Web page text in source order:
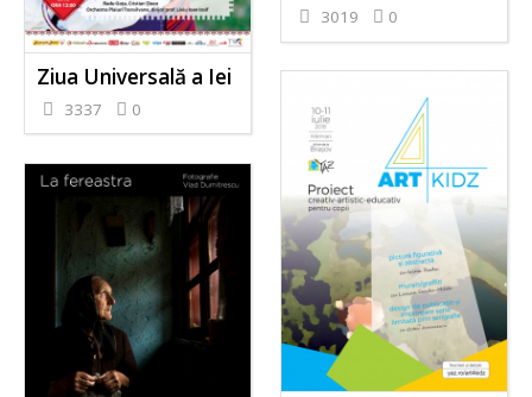
Ziua Universală a Iei
3337 0
3019 0